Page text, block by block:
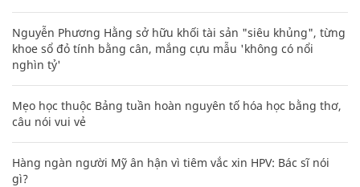
Nguyễn Phương Hằng sở hữu khối tài sản "siêu khủng", từng
khoe sổ đỏ tính bằng cân, mắng cựu mẫu 'không có nổi
nghìn tỷ'
Mẹo học thuộc Bảng tuần hoàn nguyên tố hóa học bằng thơ,
câu nói vui vẻ
Hàng ngàn người Mỹ ân hận vì tiêm vắc xin HPV: Bác sĩ nói
gì?